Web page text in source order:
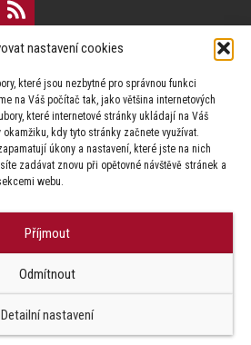
nastavení cookies
které jsou nezbytné pro správnou funkci
na Váš počítač tak, jako většina internetových
které internetové stránky ukládají na Váš
kdy tyto stránky začnete využívat.
úkony a nastavení, které jste na nich
zadávat znovu při opětovné návštěvě stránek a
webu.
Příjmout
Odmítnout
Detailní nastavení
00 Praha 3
odpovídají jednotliví autoři.